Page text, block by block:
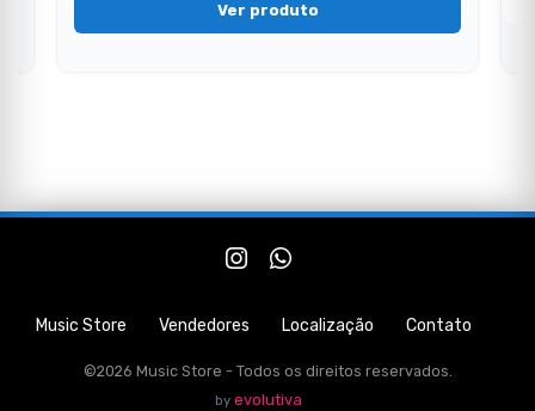
Ver produto
Music Store Vendedores Localização Contato
©2026 Music Store - Todos os direitos reservados.
by evolutiva